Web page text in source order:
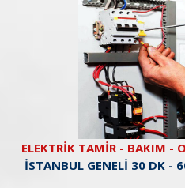
ELEKTRİK TAMİR - BAKIM -
İSTANBUL GENELİ 30 DK -